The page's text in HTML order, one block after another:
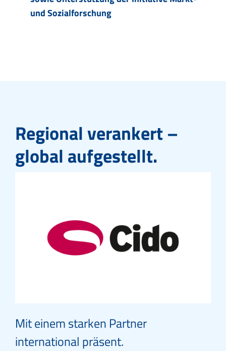
und Sozialforschung
Regional verankert –
global aufgestellt.
Mit einem starken Partner
international präsent.